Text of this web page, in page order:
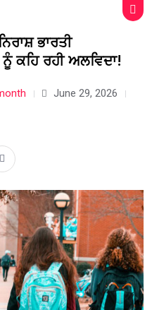
ਭਾਰਤੀ
ਕਹਿ ਰਹੀ ਅਲਵਿਦਾ!
June 29, 2026